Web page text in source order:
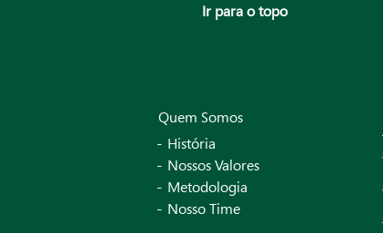
Ir para o topo
Quem Somos
História
Nossos Valores
Metodologia
Nosso Time